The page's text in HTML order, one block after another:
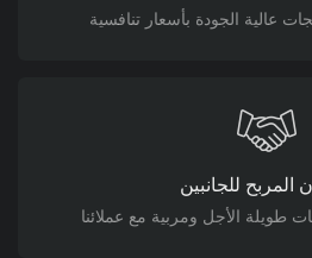
عالية الجودة بأسعار تنافسية
المربح للجانبين
طويلة الأجل ومربية مع عملائنا